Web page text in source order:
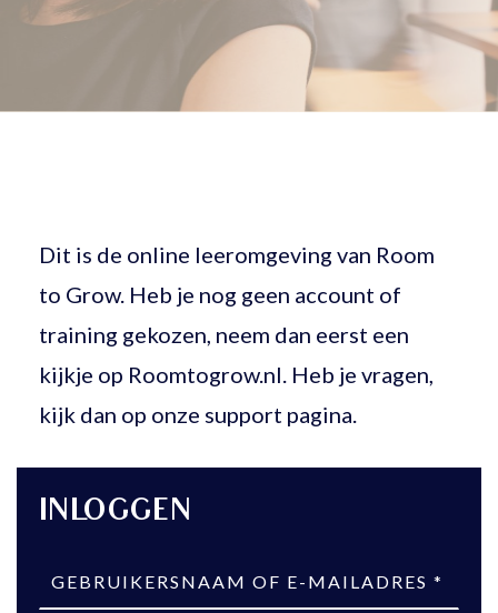
Dit is de online leeromgeving van Room
to Grow. Heb je nog geen account of
training gekozen, neem dan eerst een
kijkje op Roomtogrow.nl. Heb je vragen,
kijk dan op onze support pagina.
INLOGGEN